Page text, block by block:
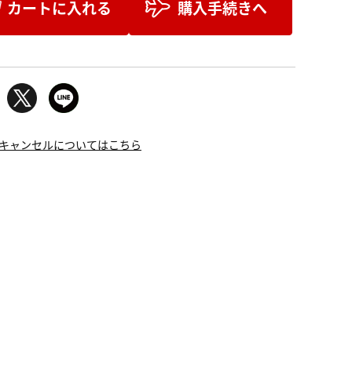
カートに入れる 購入手続きへ
ャンセルについてはこちら